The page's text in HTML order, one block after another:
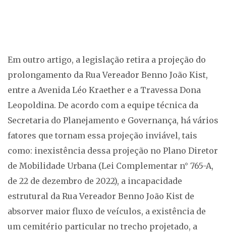
Em outro artigo, a legislação retira a projeção do
prolongamento da Rua Vereador Benno João Kist,
entre a Avenida Léo Kraether e a Travessa Dona
Leopoldina. De acordo com a equipe técnica da
Secretaria do Planejamento e Governança, há vários
fatores que tornam essa projeção inviável, tais
como: inexistência dessa projeção no Plano Diretor
de Mobilidade Urbana (Lei Complementar n° 765-A,
de 22 de dezembro de 2022), a incapacidade
estrutural da Rua Vereador Benno João Kist de
absorver maior fluxo de veículos, a existência de
um cemitério particular no trecho projetado, a